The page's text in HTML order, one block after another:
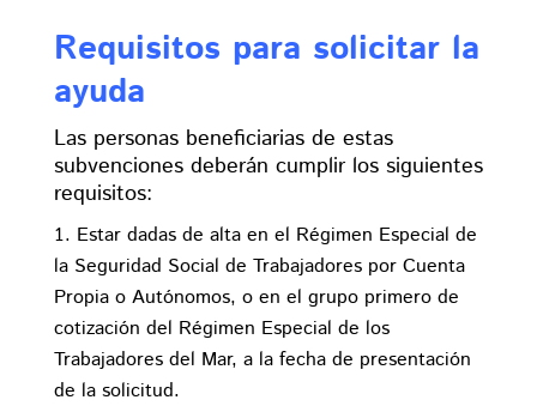
Requisitos para solicitar la
ayuda
Las personas beneficiarias de estas
subvenciones deberán cumplir los siguientes
requisitos:
Estar dadas de alta en el Régimen Especial de
la Seguridad Social de Trabajadores por Cuenta
Propia o Autónomos, o en el grupo primero de
cotización del Régimen Especial de los
Trabajadores del Mar, a la fecha de presentación
de la solicitud.